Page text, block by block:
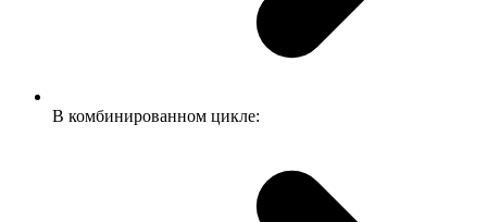
В комбинированном цикле: